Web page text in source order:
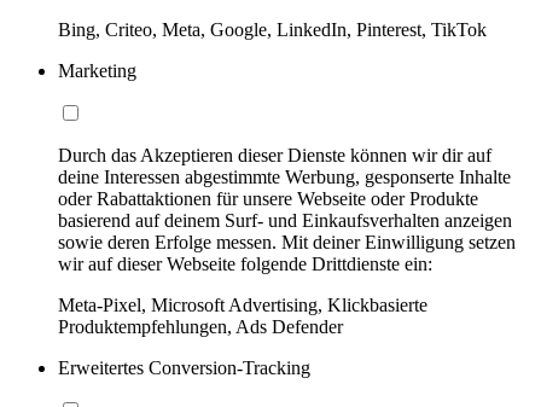
Bing, Criteo, Meta, Google, LinkedIn, Pinterest, TikTok
Marketing
Durch das Akzeptieren dieser Dienste können wir dir auf
deine Interessen abgestimmte Werbung, gesponserte Inhalte
oder Rabattaktionen für unsere Webseite oder Produkte
basierend auf deinem Surf- und Einkaufsverhalten anzeigen
sowie deren Erfolge messen. Mit deiner Einwilligung setzen
wir auf dieser Webseite folgende Drittdienste ein:
Meta-Pixel, Microsoft Advertising, Klickbasierte
Produktempfehlungen, Ads Defender
Erweitertes Conversion-Tracking